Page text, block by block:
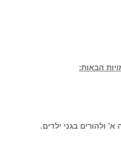
הבאות:
ולהורים בגני ילדים.